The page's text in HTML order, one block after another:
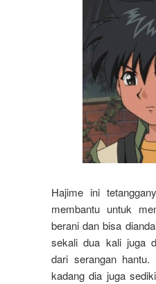
Hajime ini
membantu untuk
berani dan bisa
sekali dua kali juga
dari serangan
kadang dia juga